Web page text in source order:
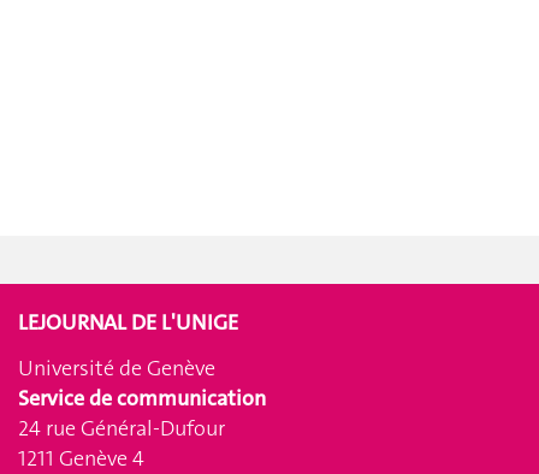
LEJOURNAL DE L'UNIGE
Université de Genève
Service de communication
24 rue Général-Dufour
1211 Genève 4